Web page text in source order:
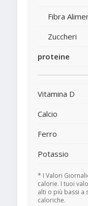
Fibra
Zuccheri
proteine
Vitamina D
Calcio
Ferro
Potassio
* I Valori
calorie. I tuoi
alti o più bassi a
caloriche.